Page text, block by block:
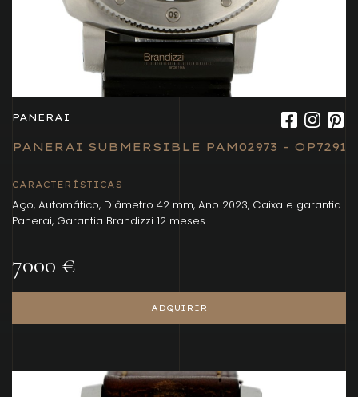
PANERAI
PANERAI SUBMERSIBLE PAM02973 - OP7291
CARACTERÍSTICAS
Aço, Automático, Diâmetro 42 mm, Ano 2023, Caixa e garantia
Panerai, Garantia Brandizzi 12 meses
7000 €
ADQUIRIR